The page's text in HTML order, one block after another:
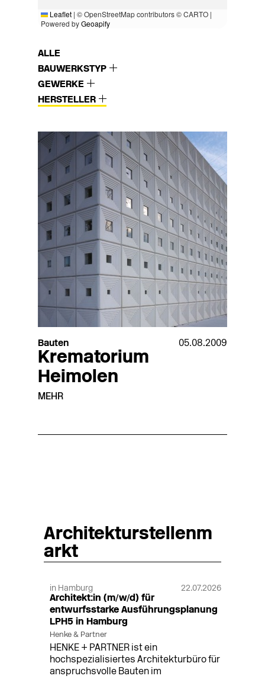
Leaflet | © OpenStreetMap contributors © CARTO |
Powered byGeoapify
ALLE
BAUWERKSTYP
GEWERKE
HERSTELLER
Bauten 05.08.2009
Krematorium
Heimolen
MEHR
Architekturstellenm
arkt
in Hamburg 22.07.2026
Architekt:in (m/w/d) für
entwurfsstarke Ausführungsplanung
LPH5 in Hamburg
Henke & Partner
HENKE + PARTNER ist ein
hochspezialisiertes Architekturbüro für
anspruchsvolle Bauten im